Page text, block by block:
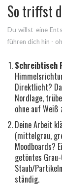
So triffst
Du willst eine
führen dich hin -
Schreibtisch
Direktlicht?
Nordlage,
ohne auf Weiß
Deine Arbeit
(mittelgrau,
Moodboards?
getöntes
Staub/
ständig.